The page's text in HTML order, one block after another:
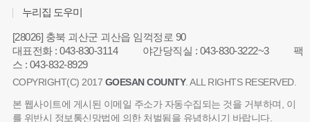
누리집 도우미
[28026] 충북 괴산군 괴산읍 임꺽정로 90
대표전화:043-830-3114 야간당직실 : 043-830-3222~3
팩
스 : 043-832-8929
COPYRIGHT(C) 2017 GOESAN COUNTY. ALL RIGHTS RESERVED.
본 웹사이트에 게시된 이메일 주소가 자동수집되는 것을 거부하며, 이
를 위반시 정보통신망법에 의한 처벌됨을 유념하시기 바랍니다.